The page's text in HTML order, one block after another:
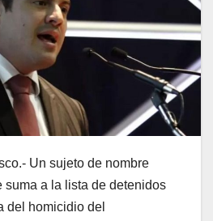
Un sujeto de nombre
suma a la lista de detenidos
del homicidio del